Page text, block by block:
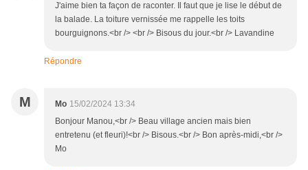
J'aime bien ta façon de raconter. Il faut que je lise le début de
la balade. La toiture vernissée me rappelle les toits
bourguignons.<br /> <br /> Bisous du jour.<br /> Lavandine
Répondre
M Mo 15/02/2024 13:34
Bonjour Manou,<br /> Beau village ancien mais bien
entretenu (et fleuri)!<br /> Bisous.<br /> Bon après-midi,<br />
Mo